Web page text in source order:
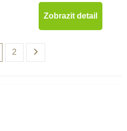
Zobrazit detail
2